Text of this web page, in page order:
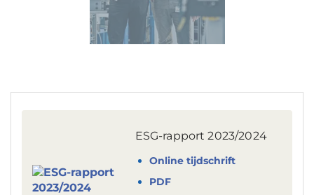
ESG-rapport 2023/2024
Online tijdschrift
PDF